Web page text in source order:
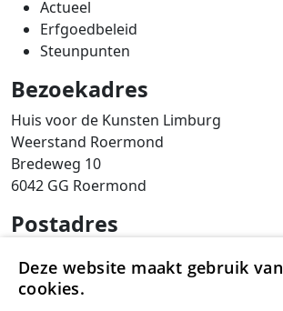
Actueel
Erfgoedbeleid
Steunpunten
Bezoekadres
Huis voor de Kunsten Limburg
Weerstand Roermond
Bredeweg 10
6042 GG Roermond
Postadres
Postbus 203
6040 AE ROERMOND
Deze website maakt gebruik van
cookies.